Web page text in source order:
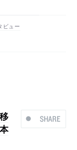
ビュー
SHARE